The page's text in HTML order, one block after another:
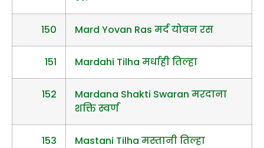
150 Mard Yovan Ras मर्द योवन रस
151 Mardahi Tilha मर्धाही तिल्हा
152
Mardana Shakti Swaran मरदाना
शक्ति स्वर्ण
153 Mastani Tilha मस्तानी तिल्हा